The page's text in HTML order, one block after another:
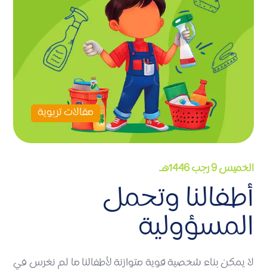
مقالات تربوية
الخميس 9 رجب 1446هـ
أطفالنا وتحمل
المسؤولية
لا يمكن بناء شخصية قوية متوازنة لأطفالنا ما لم نغرس في